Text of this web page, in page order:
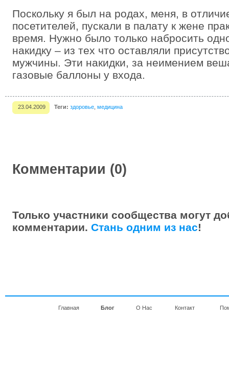
Поскольку я был на родах, меня, в
посетителей, пускали в палату к жене
время. Нужно было только набросить
накидку – из тех что оставляли
мужчины. Эти накидки, за неимением
газовые баллоны у входа.
23.04.2009 Теги: здоровье медицина
Комментарии (0)
Только участники сообщества могут
комментарии. Стань одним из нас!
Главная Блог О Нас Контакт